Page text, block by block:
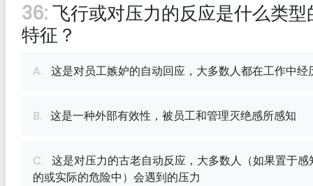
36:飞行或对压力的反应是什么类型
特征？
A. 这是对员工嫉妒的自动回应，大多数人都在工作中经
B. 这是一种外部有效性，被员工和管理灭绝感所感知
C. 这是对压力的古老自动反应，大多数人（如果置于感
的或实际的危险中）会遇到的压力